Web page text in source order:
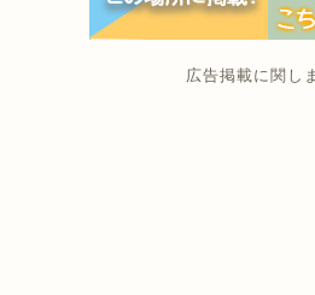
広告掲載に関し